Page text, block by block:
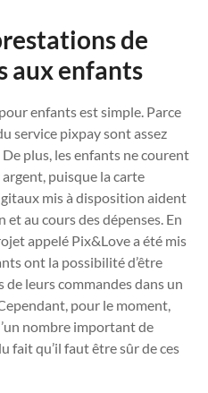
de
aux enfants
enfants est simple. Parce
service pixpay sont assez
plus, les enfants ne courent
puisque la carte
mis à disposition aident
et au cours des dépenses. En
appelé Pix&Love a été mis
ont la possibilité d’être
leurs commandes dans un
pour le moment,
nombre important de
fait qu’il faut être sûr de ces